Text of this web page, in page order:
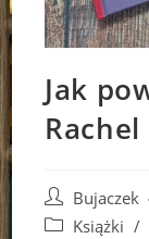
Jak
Post
author:
Bujaczek
PostKsiążki /